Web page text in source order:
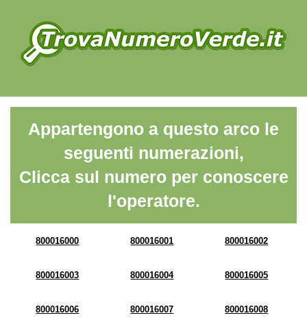
Appartengono a questo arco le
seguenti numerazioni,
Clicca sul numero per conoscere
l'operatore.
800016000 800016001 800016002
800016003 800016004 800016005
800016006 800016007 800016008